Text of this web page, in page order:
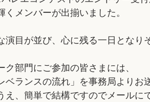
くメンバーが出揃いました。
演目が並び、心に残る一日となり
ク部門にご参加の皆さまには、
ベランスの流れ」を事務局よりお
え、簡単で結構ですのでメールに